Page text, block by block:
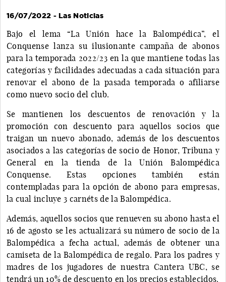
16/07/2022 - Las Noticias
Bajo el lema “La Unión hace la Balompédica”, el
Conquense lanza su ilusionante campaña de abonos
para la temporada 2022/23 en la que mantiene todas las
categorías y facilidades adecuadas a cada situación para
renovar el abono de la pasada temporada o afiliarse
como nuevo socio del club.
Se mantienen los descuentos de renovación y la
promoción con descuento para aquellos socios que
traigan un nuevo abonado, además de los descuentos
asociados a las categorías de socio de Honor, Tribuna y
General en la tienda de la Unión Balompédica
Conquense. Estas opciones también están
contempladas para la opción de abono para empresas,
la cual incluye 3 carnéts de la Balompédica.
Además, aquellos socios que renueven su abono hasta el
16 de agosto se les actualizará su número de socio de la
Balompédica a fecha actual, además de obtener una
camiseta de la Balompédica de regalo. Para los padres y
madres de los jugadores de nuestra Cantera UBC, se
tendrá un 10% de descuento en los precios establecidos.